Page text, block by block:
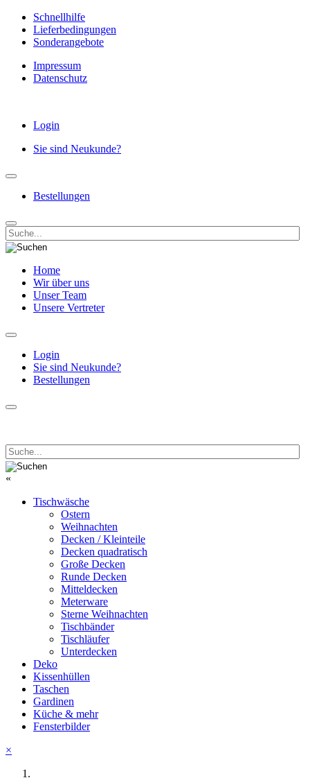
Schnellhilfe
Lieferbedingungen
Sonderangebote
Impressum
Datenschutz
Login
Sie sind Neukunde?
Bestellungen
Home
Wir über uns
Unser Team
Unsere Vertreter
Login
Sie sind Neukunde?
Bestellungen
«
Tischwäsche
Ostern
Weihnachten
Decken / Kleinteile
Decken quadratisch
Große Decken
Runde Decken
Mitteldecken
Meterware
Sterne Weihnachten
Tischbänder
Tischläufer
Unterdecken
Deko
Kissenhüllen
Taschen
Gardinen
Küche & mehr
Fensterbilder
×